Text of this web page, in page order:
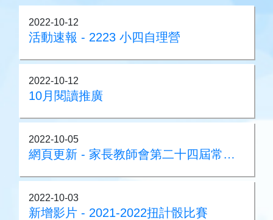
2022-10-12
活動速報 - 2223 小四自理營
2022-10-12
10月閱讀推廣
2022-10-05
網頁更新 - 家長教師會第二十四屆常務委員名單
2022-10-03
新增影片 - 2021-2022扭計骰比賽